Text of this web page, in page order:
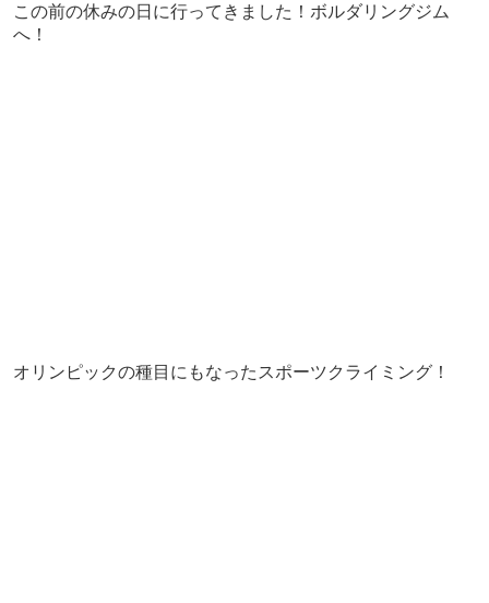
この前の休みの日に行ってきました！ボルダリングジム
へ！
オリンピックの種目にもなったスポーツクライミング！